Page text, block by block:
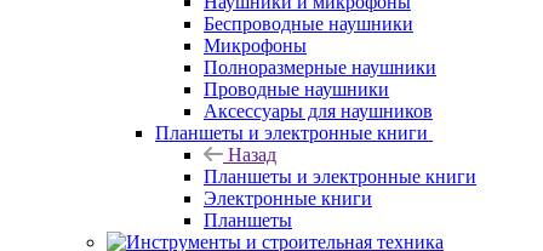
Беспроводные наушники
Микрофоны
Полноразмерные наушники
Проводные наушники
Аксессуары для наушников
Планшеты и электронные книги
Назад
Планшеты и электронные книги
Электронные книги
Планшеты